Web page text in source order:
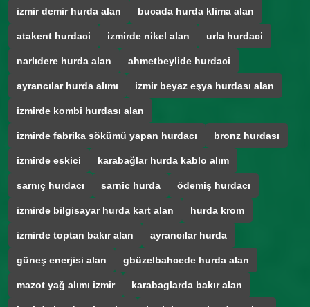
izmir demir hurda alan bucada hurda klima alan
atakent hurdaci izmirde nikel alan urla hurdaci
narlıdere hurda alan ahmetbeylide hurdaci
ayrancılar hurda alımı izmir beyaz eşya hurdası alan
izmirde kombi hurdası alan
izmirde fabrika sökümü yapan hurdacı bronz hurdası
izmirde eskici karabağlar hurda kablo alım
sarnıç hurdacı sarnic hurda ödemiş hurdacı
izmirde bilgisayar hurda kart alan hurda krom
izmirde toptan bakır alan ayrancılar hurda
güneş enerjisi alan gbüzelbahcede hurda alan
mazot yağ alımı izmir karabaglarda bakır alan